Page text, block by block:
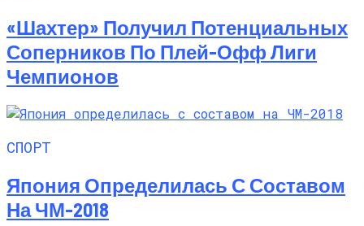
«Шахтер» Получил Потенциальных
Соперников По Плей-Офф Лиги
Чемпионов
СПОРТ
Япония Определилась С Составом
На ЧМ-2018